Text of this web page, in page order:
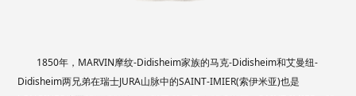
1850年，MARVIN摩纹-Didisheim家族的马克-Didisheim和艾曼纽-
Didisheim两兄弟在瑞士JURA山脉中的SAINT-IMIER(索伊米亚)也是